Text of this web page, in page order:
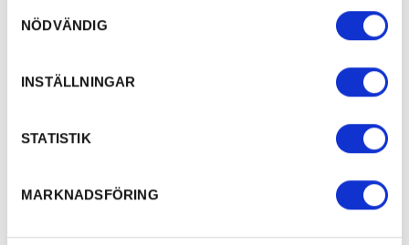
NÖDVÄNDIG
INSTÄLLNINGAR
STATISTIK
MARKNADSFÖRING